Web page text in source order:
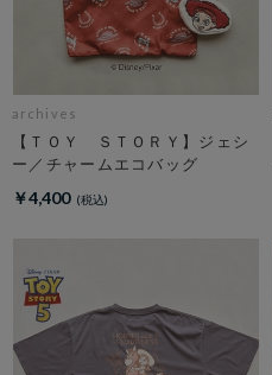
archives
【ＴＯＹ ＳＴＯＲＹ】ジェシ
ー／チャームエコバッグ
￥4,400